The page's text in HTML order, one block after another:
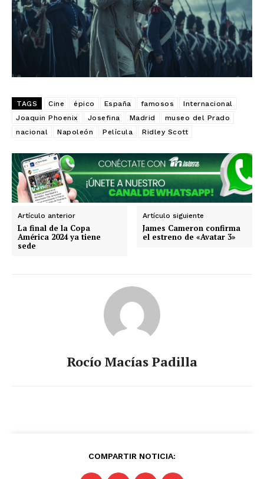
Guanajuato Guerrero Hidalgo
Jalisco
Michoacán
Zacatecas Yucatán Veracruz
Tlaxcala Tamaulipas Tabasco
Sonora
Sinaloa
San Luis Potosí Quintana Roo
Querétaro Puebla Oaxaca
Nuevo León
Nayarit
Morelos
TAGS Cine épico España famosos
Internacional
Joaquin Phoenix
Josefina Madrid
museo del Prado
nacional
Napoleón Película Ridley Scott
Artículo anterior
La final de la Copa
América 2024 ya tiene
sede
Artículo siguiente
James Cameron confirma
el estreno de «Avatar 3»
Rocío Macías Padilla
COMPARTIR NOTICIA: